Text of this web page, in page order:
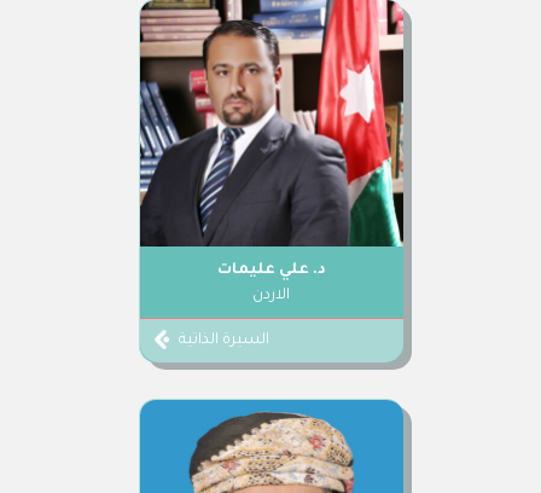
د. علي عليمات
الاردن
السيرة الذاتية